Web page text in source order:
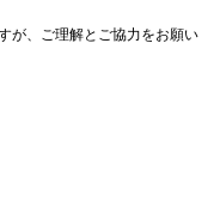
が、ご理解とご協力をお願い